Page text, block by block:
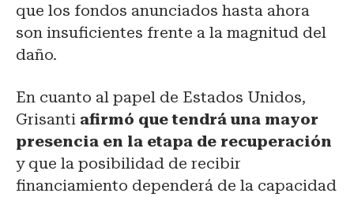
que los fondos anunciados hasta ahora
son insuficientes frente a la magnitud del
daño.
En cuanto al papel de Estados Unidos,
Grisanti afirmó que tendrá una mayor
presencia en la etapa de recuperación
y que la posibilidad de recibir
financiamiento dependerá de la capacidad